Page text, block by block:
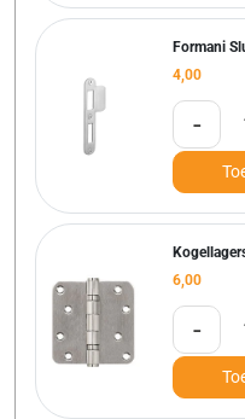
Formani
4,00
-
6,00
-